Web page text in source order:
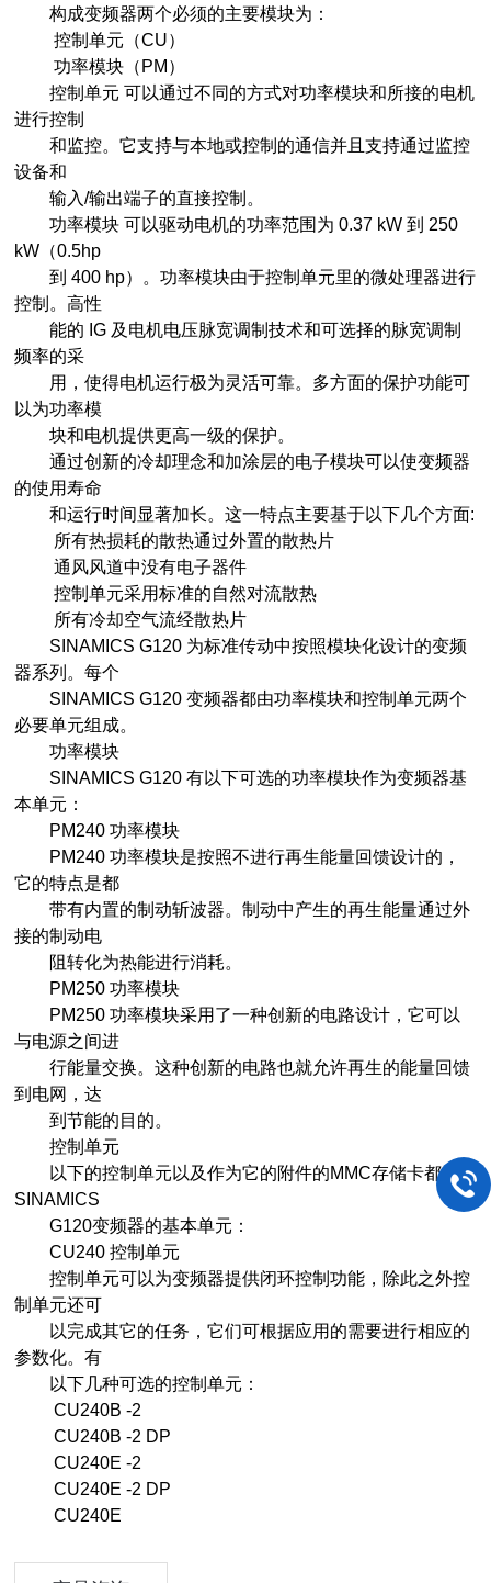
构成变频器两个必须的主要模块为：
控制单元（CU）
功率模块（PM）
控制单元 可以通过不同的方式对功率模块和所接的电机
进行控制
和监控。它支持与本地或控制的通信并且支持通过监控
设备和
输入/输出端子的直接控制。
功率模块 可以驱动电机的功率范围为 0.37 kW 到 250
kW（0.5hp
到 400 hp）。功率模块由于控制单元里的微处理器进行
控制。高性
能的 IG 及电机电压脉宽调制技术和可选择的脉宽调制
频率的采
用，使得电机运行极为灵活可靠。多方面的保护功能可
以为功率模
块和电机提供更高一级的保护。
通过创新的冷却理念和加涂层的电子模块可以使变频器
的使用寿命
和运行时间显著加长。这一特点主要基于以下几个方面:
所有热损耗的散热通过外置的散热片
通风风道中没有电子器件
控制单元采用标准的自然对流散热
所有冷却空气流经散热片
SINAMICS G120 为标准传动中按照模块化设计的变频
器系列。每个
SINAMICS G120 变频器都由功率模块和控制单元两个
必要单元组成。
功率模块
SINAMICS G120 有以下可选的功率模块作为变频器基
本单元：
PM240 功率模块
PM240 功率模块是按照不进行再生能量回馈设计的，
它的特点是都
带有内置的制动斩波器。制动中产生的再生能量通过外
接的制动电
阻转化为热能进行消耗。
PM250 功率模块
PM250 功率模块采用了一种创新的电路设计，它可以
与电源之间进
行能量交换。这种创新的电路也就允许再生的能量回馈
到电网，达
到节能的目的。
控制单元
以下的控制单元以及作为它的附件的MMC存储卡都是
SINAMICS
G120变频器的基本单元：
CU240 控制单元
控制单元可以为变频器提供闭环控制功能，除此之外控
制单元还可
以完成其它的任务，它们可根据应用的需要进行相应的
参数化。有
以下几种可选的控制单元：
CU240B -2
CU240B -2 DP
CU240E -2
CU240E -2 DP
CU240E